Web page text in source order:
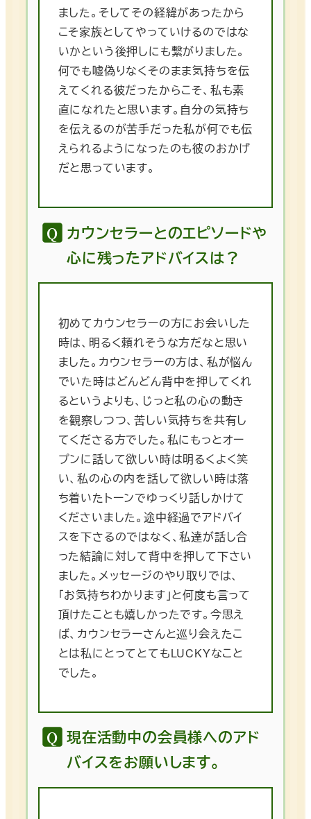
ました。そしてその経緯があったから
こそ家族としてやっていけるのではな
いかという後押しにも繋がりました。
何でも嘘偽りなくそのまま気持ちを伝
えてくれる彼だったからこそ、私も素
直になれたと思います。自分の気持ち
を伝えるのが苦手だった私が何でも伝
えられるようになったのも彼のおかげ
だと思っています。
カウンセラーとのエピソードや
心に残ったアドバイスは？
初めてカウンセラーの方にお会いした
時は、明るく頼れそうな方だなと思い
ました。カウンセラーの方は、私が悩ん
でいた時はどんどん背中を押してくれ
るというよりも、じっと私の心の動き
を観察しつつ、苦しい気持ちを共有し
てくださる方でした。私にもっとオー
プンに話して欲しい時は明るくよく笑
い、私の心の内を話して欲しい時は落
ち着いたトーンでゆっくり話しかけて
くださいました。途中経過でアドバイ
スを下さるのではなく、私達が話し合
った結論に対して背中を押して下さい
ました。メッセージのやり取りでは、
「お気持ちわかります」と何度も言って
頂けたことも嬉しかったです。今思え
ば、カウンセラーさんと巡り会えたこ
とは私にとってとてもLUCKYなこと
でした。
現在活動中の会員様へのアド
バイスをお願いします。